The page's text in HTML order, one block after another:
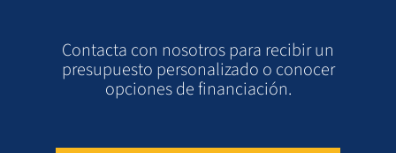
Contacta con nosotros para recibir un
presupuesto personalizado o conocer
opciones de financiación.